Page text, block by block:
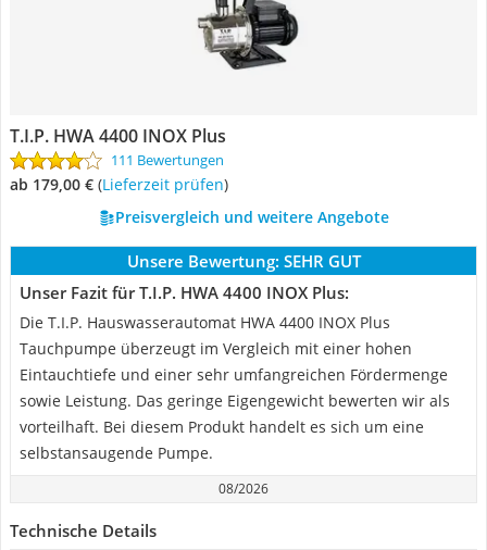
T.I.P. HWA 4400 INOX Plus
111 Bewertungen
ab 179,00 € (Lieferzeit prüfen)
Preisvergleich und weitere Angebote
Unsere Bewertung: SEHR GUT
Unser Fazit für T.I.P. HWA 4400 INOX Plus:
Die T.I.P. Hauswasserautomat HWA 4400 INOX Plus
Tauchpumpe überzeugt im Vergleich mit einer hohen
Eintauchtiefe und einer sehr umfangreichen Fördermenge
sowie Leistung. Das geringe Eigengewicht bewerten wir als
vorteilhaft. Bei diesem Produkt handelt es sich um eine
selbstansaugende Pumpe.
08/2026
Technische Details